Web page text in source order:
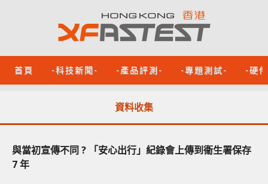
首頁 -科技新聞- -產品評測- -專題測試- -硬
資料收集
與當初宣傳不同 ? 「安心出行」紀錄會上傳到衞生署保存
7 年